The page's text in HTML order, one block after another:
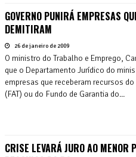
GOVERNO PUNIRÁ EMPRESAS
DEMITIRAM
26 de janeiro de 2009
O ministro do Trabalho e Emprego,
que o Departamento Jurídico do
empresas que receberam recursos
(FAT) ou do Fundo de Garantia do...
CRISE LEVARÁ JURO AO